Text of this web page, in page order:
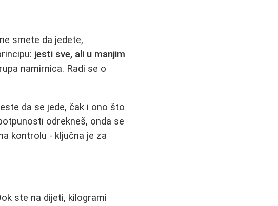
smete da jedete,
jesti sve, ali u manjim
namirnica. Radi se o
da se jede, čak i ono što
odrekneš, onda se
kontrolu - ključna je za
ste na dijeti, kilogrami